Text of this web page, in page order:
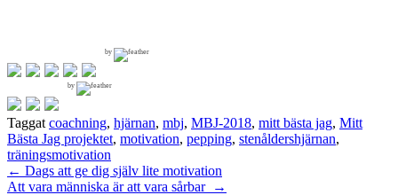
by
by
Taggat coachning, hjärnan, mbj, MBJ-2018, mitt bästa jag, Mitt
Bästa Jag projektet, motivation, pepping, stenåldershjärnan,
träningsmotivation
Inläggsnavigering
← Dags att ge dig själv lite motivation
Att vara människa är att vara sårbar →